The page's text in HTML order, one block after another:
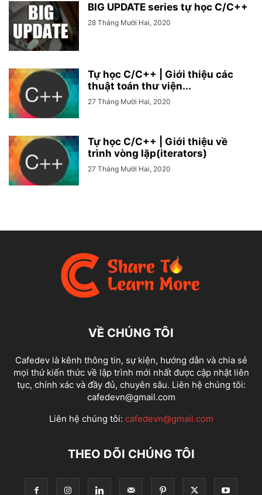
BIG UPDATE series tự học C/C++
28 Tháng Mười Hai, 2020
Tự học C/C++ | Giới thiệu các
thuật toán thư viện...
27 Tháng Mười Hai, 2020
Tự học C/C++ | Giới thiệu về
trình vòng lặp(iterators)
27 Tháng Mười Hai, 2020
VỀ CHÚNG TÔI
Cafedev là kênh thông tin, sự kiện, hướng dẫn và chia sẻ
mọi thứ kiến thức về lập trình mới nhất được cập nhật liên
tục, chính xác và đầy đủ, chuyên sâu. Liên hệ chúng tôi:
cafedevn@gmail.com
Liên hệ chúng tôi: cafedevn@gmail.com
THEO DÕI CHÚNG TÔI